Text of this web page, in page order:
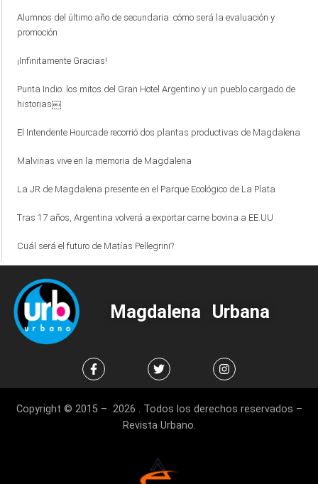
Alumnos del último año de secundaria: cómo será la evaluación y
promoción
¡Infinitamente Gracias!
Punta Indio: los mitos del Gran Hotel Argentino y un pueblo cargado de
historias￼
El Intendente Hourcade recorrió dos plantas productivas de Magdalena
Malvinas vive en la memoria de Magdalena
La JR de Magdalena presente en el Parque Ecológico de La Plata
Tras 17 años, Argentina volverá a exportar carne bovina a EE.UU
Cuál será el futuro de Matías Pellegrini?
Magdalena Urbana
Copyright © 2015 – 2026 . Todos los derechos reservados –
Revista Urbano.